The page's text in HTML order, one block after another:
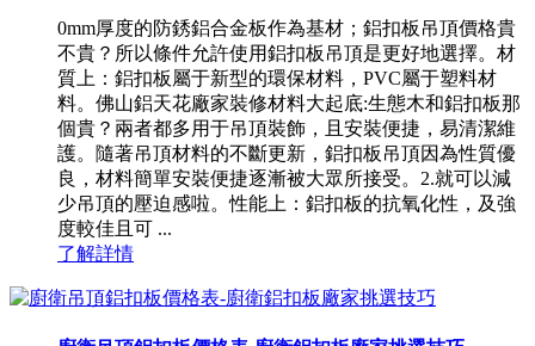
0mm厚度的防銹鋁合金板作為基材；鋁扣板吊頂價格貴
不貴？所以條件允許使用鋁扣板吊頂是更好地選擇。材
質上：鋁扣板屬于新型的環保材料，PVC屬于塑料材
料。佛山鋁天花廠家裝修材料大起底:生態木和鋁扣板那
個貴？兩者都多用于吊頂裝飾，且安裝便捷，易清潔維
護。隨著吊頂材料的不斷更新，鋁扣板吊頂因為性質優
良，材料簡單安裝便捷逐漸被大眾所接受。2.就可以減
少吊頂的壓迫感啦。性能上：鋁扣板的抗氧化性，及強
度較佳且可 ...
了解詳情